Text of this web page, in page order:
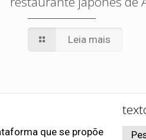
Leia mais
que se propõe